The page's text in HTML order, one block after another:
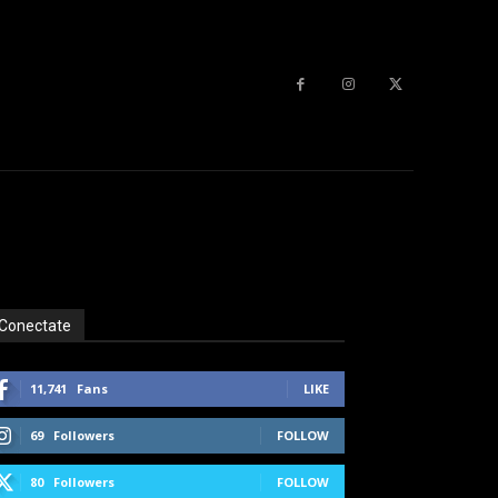
11,741 Fans LIKE
69 Followers FOLLOW
80 Followers FOLLOW